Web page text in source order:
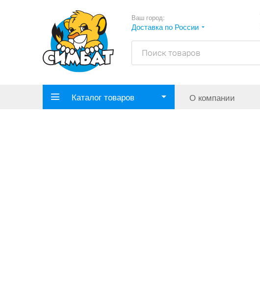
Ваш город:
Доставка по России
Каталог товаров О компании